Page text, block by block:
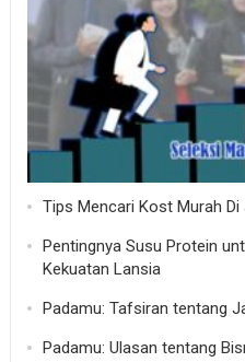
Tips Mencari Kost Murah Di
Pentingnya Susu Protein
Kekuatan Lansia
Padamu: Tafsiran tentang
Padamu: Ulasan tentang